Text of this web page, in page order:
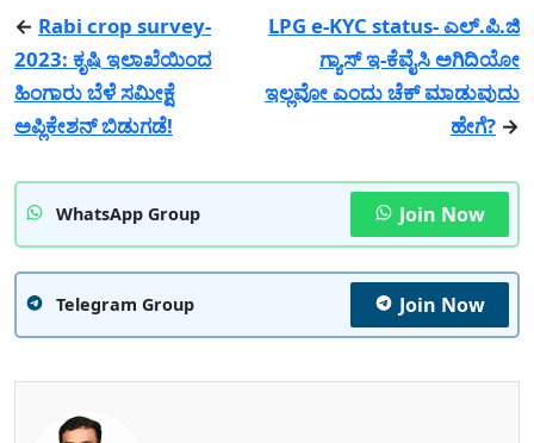
← Rabi crop survey-
2023: ಕೃಷಿ ಇಲಾಖೆಯಿಂದ
ಹಿಂಗಾರು ಬೆಳೆ ಸಮೀಕ್ಷೆ
ಅಪ್ಲಿಕೇಶನ್ ಬಿಡುಗಡೆ!
LPG e-KYC status- ಎಲ್.ಪಿ.ಜಿ
ಗ್ಯಾಸ್ ಇ-ಕೆವೈಸಿ ಅಗಿದಿಯೋ
ಇಲ್ಲವೋ ಎಂದು ಚೆಕ್ ಮಾಡುವುದು
ಹೇಗೆ? →
WhatsApp Group Join Now
Telegram Group Join Now